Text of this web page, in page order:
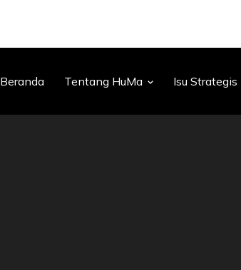
Beranda Tentang HuMa Isu Strategis